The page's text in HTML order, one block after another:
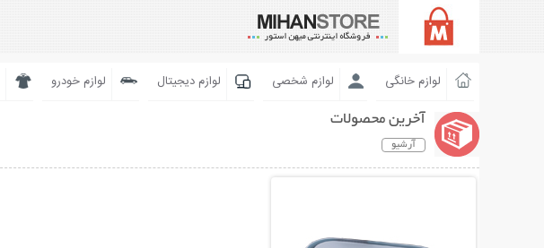
لوازم خانگی لوازم شخصی لوازم دیجیتال لوازم خودرو
آخرین محصولات
آرشیو